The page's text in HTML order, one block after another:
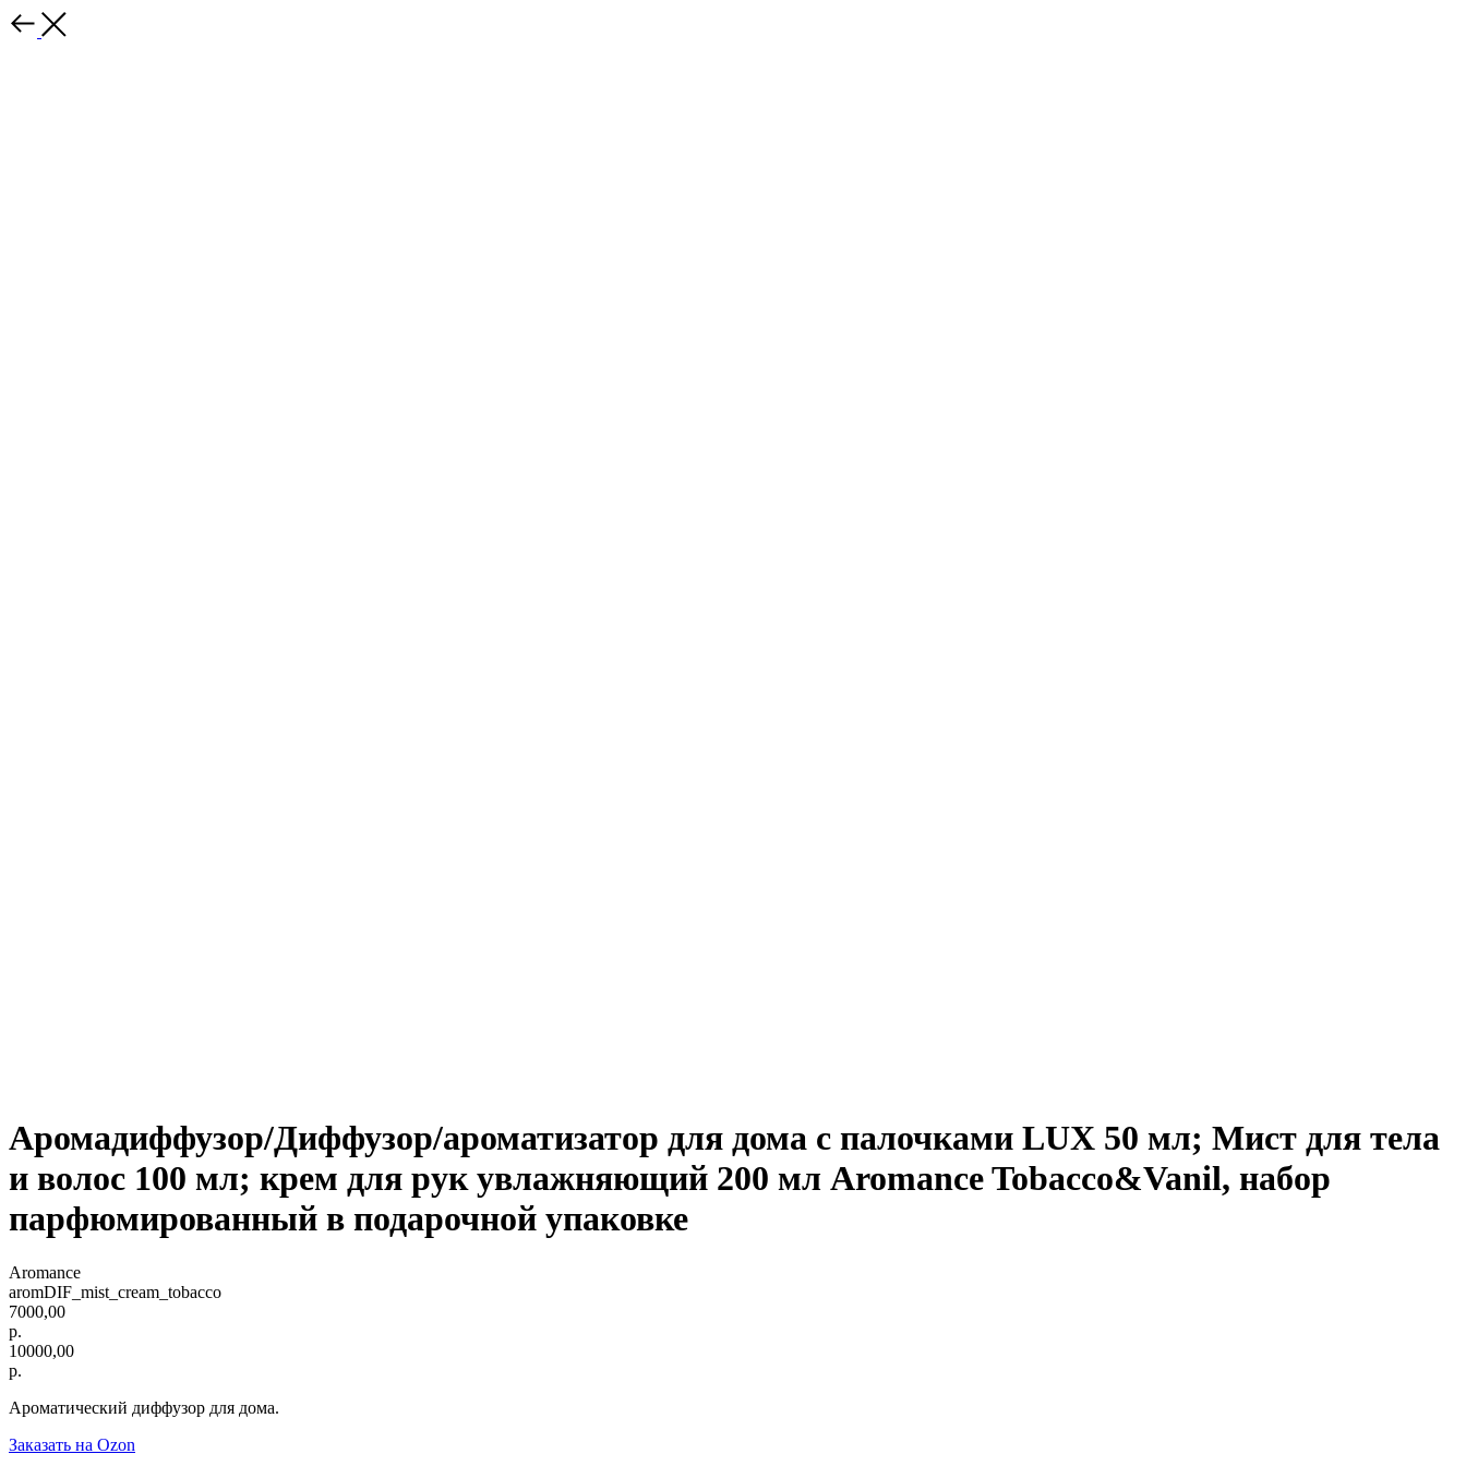
Аромадиффузор/Диффузор/ароматизатор для дома с палочками LUX 50 мл; Мист для тела
и волос 100 мл; крем для рук увлажняющий 200 мл Aromance Tobacco&Vanil, набор
парфюмированный в подарочной упаковке
Aromance
aromDIF_mist_cream_tobacco
7000,00
р.
10000,00
р.
Ароматический диффузор для дома.
Заказать на Ozon